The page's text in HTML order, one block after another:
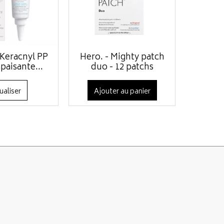
PP Hero. - Mighty patch
duo - 12 patchs
Ajouter au panier